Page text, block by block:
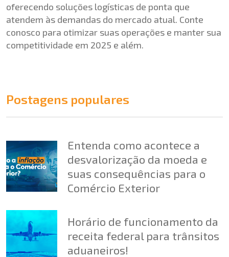
oferecendo soluções logísticas de ponta que
atendem às demandas do mercado atual. Conte
conosco para otimizar suas operações e manter sua
competitividade em 2025 e além.
Postagens populares
Entenda como acontece a
desvalorização da moeda e
suas consequências para o
Comércio Exterior
Horário de funcionamento da
receita federal para trânsitos
aduaneiros!